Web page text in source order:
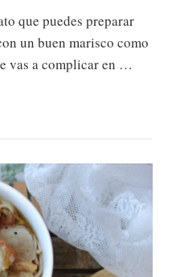
que puedes preparar
un buen marisco como
vas a complicar en …